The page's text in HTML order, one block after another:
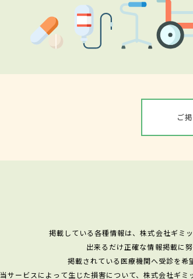
ご
掲載している各種情報は、株式会社ギミ
出来るだけ正確な情報掲載に
掲載されている医療機関へ受診を希
当サービスによって生じた損害について、株式会社ギ